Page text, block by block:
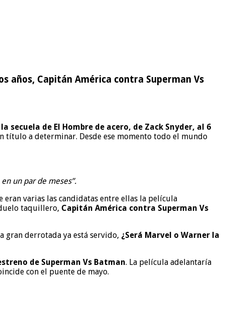
años, Capitán América contra Superman Vs
secuela de El Hombre de acero, de Zack Snyder, al 6
título a determinar. Desde ese momento todo el mundo
un par de meses”.
varias las candidatas entre ellas la película
taquillero, Capitán América contra Superman Vs
gran derrotada ya está servido, ¿Será Marvel o Warner la
de Superman Vs Batman. La película adelantaría
con el puente de mayo.